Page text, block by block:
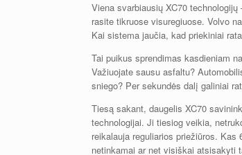
Viena svarbiausių XC70
rasite tikruose visuregiuose. Volvo
Kai sistema jaučia, kad priekiniai
Tai puikus sprendimas kasdieniam
Važiuojate sausu asfaltu?
sniego? Per sekundės dalį galiniai
Tiesą sakant, daugelis XC70
technologijai. Ji tiesiog veikia,
reikalauja reguliarios priežiūros.
netinkamai ar net visiškai atsisakyti